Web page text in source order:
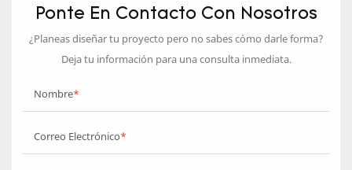
Ponte En Contacto Con Nosotros
¿Planeas diseñar tu proyecto pero no sabes cómo darle forma?
Deja tu información para una consulta inmediata.
Nombre
Correo Electrónico